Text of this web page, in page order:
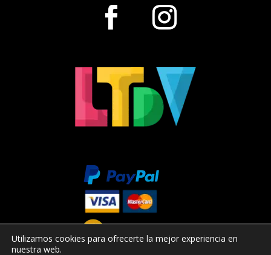
Utilizamos cookies para ofrecerte la mejor experiencia en
nuestra web.